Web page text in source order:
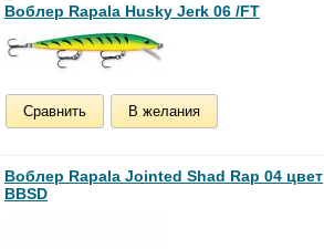
Воблер Rapala Husky Jerk 06 /FT
Сравнить В желания
Воблер Rapala Jointed Shad Rap 04 цвет
BBSD